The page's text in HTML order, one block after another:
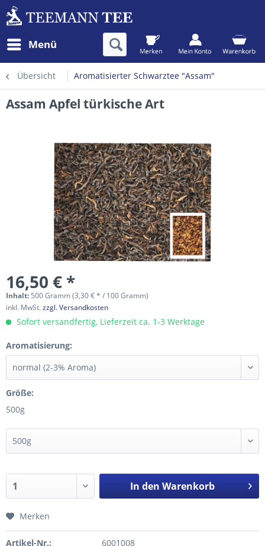
Menü
Übersicht Aromatisierter Schwarztee "Assam"
Assam Apfel türkische Art
16,50 € *
Inhalt: 500 Gramm (3,30 € * / 100 Gramm)
inkl. MwSt.zzgl. Versandkosten
Sofort versandfertig, Lieferzeit ca. 1-3 Werktage
Aromatisierung:
Größe:
500g
In den Warenkorb
Merken
Artikel-Nr.: 6001008